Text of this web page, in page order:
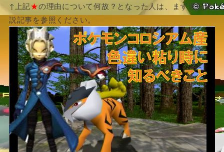
↑上記★の理由について何故？となった人は、まず過去解
説記事を参照ください。